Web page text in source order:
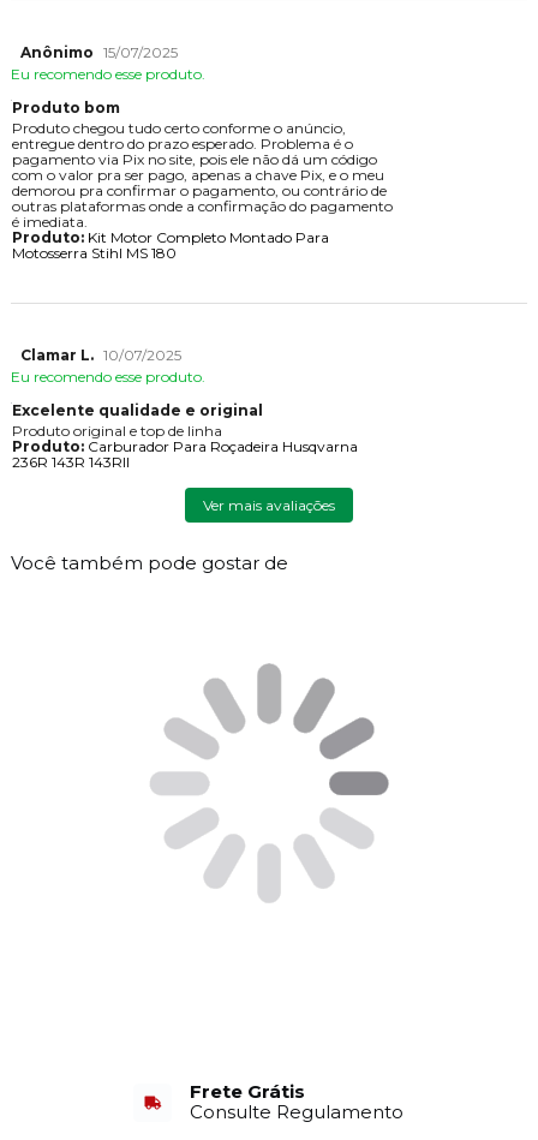
Anônimo 15/07/2025
Eu recomendo esse produto.
Produto bom
Produto chegou tudo certo conforme o anúncio,
entregue dentro do prazo esperado. Problema é o
pagamento via Pix no site, pois ele não dá um código
com o valor pra ser pago, apenas a chave Pix, e o meu
demorou pra confirmar o pagamento, ou contrário de
outras plataformas onde a confirmação do pagamento
é imediata.
Produto:Kit Motor Completo Montado Para
Motosserra Stihl MS 180
Clamar L. 10/07/2025
Eu recomendo esse produto.
Excelente qualidade e original
Produto original e top de linha
Produto:Carburador Para Roçadeira Husqvarna
236R 143R 143RII
Ver mais avaliações
Você também pode gostar de
Frete Grátis
Consulte Regulamento